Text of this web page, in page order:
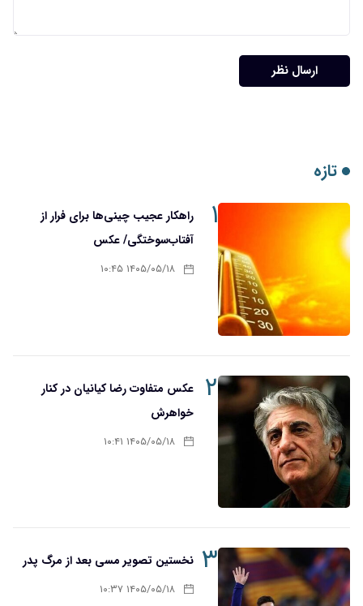
۱
راهکار عجیب چینی‌ها برای فرار از
۲
عکس متفاوت رضا کیانیان در کنار
خواهرش
۱۴۰۵/۰۵/۱۸ ۱۰:۴۱
۳ نخستین تصویر مسی بعد از مرگ پدر
۱۴۰۵/۰۵/۱۸ ۱۰:۳۷